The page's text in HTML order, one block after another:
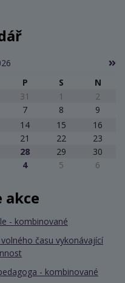
P S
N
31 1
2
7 8
9
14 15
16
21 22
23
28 29
30
4 5 6
akce
- kombinované
času vykonávající
- kombinované